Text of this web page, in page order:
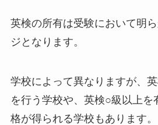
英検の所有は受験において明
ジとなります。
学校によって異なりますが、
を行う学校や、英検○級以上を
格が得られる学校もあります。